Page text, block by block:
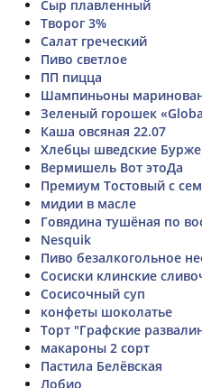
Сыр плавленный
Творог 3%
Салат греческий
Пиво светлое
ПП пицца
Шампиньоны
Зеленый горошек
Каша овсяная 22.07
Хлебцы шведские Бурже
Вермишель Вот этоДа
Премиум Тостовый с
мидии в масле
Говядина тушёная по
Nesquik
Пиво безалкогольное
Сосиски клинские
Сосисочный суп
конфеты шоколатье
Торт "Графские
макароны 2 сорт
Пастила Белёвская
Лобио